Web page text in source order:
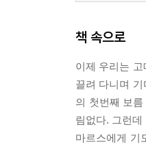
책 속으로
이제 우리는
끌려 다니며
의 첫번째 보
림없다. 그런
마르스에게 기